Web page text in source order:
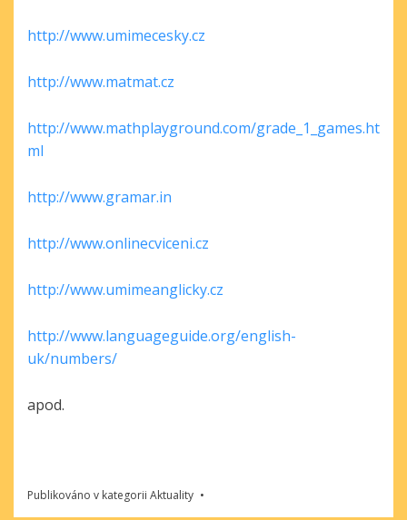
http://www.umimecesky.cz
http://www.matmat.cz
http://www.mathplayground.com/grade_1_games.ht
ml
http://www.gramar.in
http://www.onlinecviceni.cz
http://www.umimeanglicky.cz
http://www.languageguide.org/english-
uk/numbers/
apod.
Publikováno v kategorii Aktuality